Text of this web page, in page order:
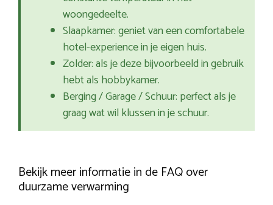
woongedeelte.
Slaapkamer: geniet van een comfortabele
hotel-experience in je eigen huis.
Zolder: als je deze bijvoorbeeld in gebruik
hebt als hobbykamer.
Berging / Garage / Schuur: perfect als je
graag wat wil klussen in je schuur.
Bekijk meer informatie in de FAQ over
duurzame verwarming